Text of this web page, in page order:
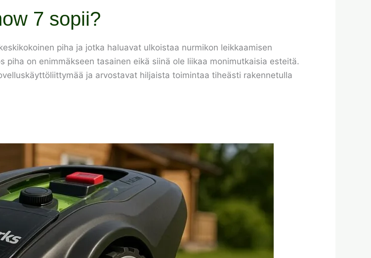
7 sopii?
piha ja jotka haluavat ulkoistaa nurmikon leikkaamisen
piha on enimmäkseen tasainen eikä siinä ole liikaa monimutkaisia esteitä.
ja arvostavat hiljaista toimintaa tiheästi rakennetulla